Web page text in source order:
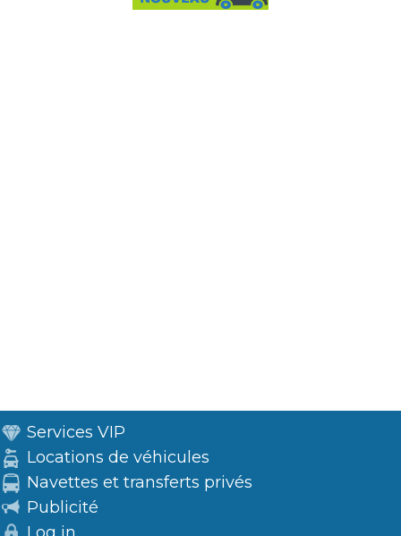
Services VIP
Locations de véhicules
Navettes et transferts privés
Publicité